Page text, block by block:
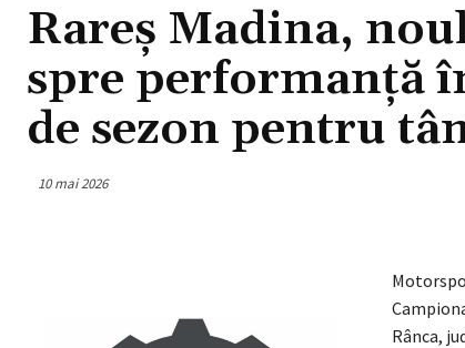
Rareș Madina,
spre performanță
de sezon pentru
10 mai 2026
Rânca,